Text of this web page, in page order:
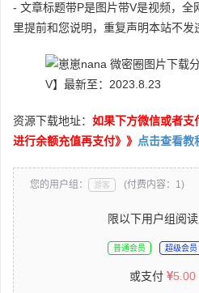
- 文章标题带P是图片带V是视频，全
里提前和您说明，重复声明本站不发
资源下载地址： 如果下方微信或者支
进行余额充值再支付》》 点击查看教
您的用户组： 游客 (付费内容：1)
限以下用户组阅
普通会员 超级会员
或支付 5.00